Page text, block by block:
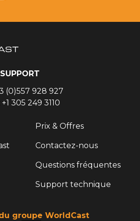
(0)557 928 927
305 249 3110
Prix & Offres
Contactez-nous
Questions fréquentes
Support technique
groupe WorldCast